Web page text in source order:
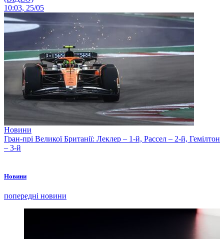
10:03, 25/05
Новини
Гран-прі Великої Британії: Леклер – 1-й, Рассел – 2-й, Гемілтон
– 3-й
Новини
попередні новини